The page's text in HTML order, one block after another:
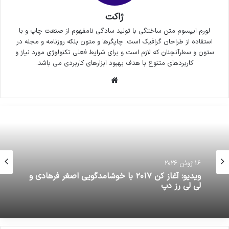
ژاکت
لورم ایپسوم متن ساختگی با تولید سادگی نامفهوم از صنعت چاپ و با
استفاده از طراحان گرافیک است. چاپگرها و متون بلکه روزنامه و مجله در
ستون و سطرآنچنان که لازم است و برای شرایط فعلی تکنولوژی مورد نیاز و
کاربردهای متنوع با هدف بهبود ابزارهای کاربردی می باشد.
16 ژوئن 2026
ویدیو: آغاز کن ۲۰۱۷ با خوشامدگویی اصغر فرهادی و
لی لی رز دپ